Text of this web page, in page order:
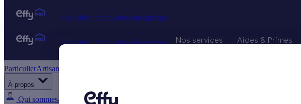
ParticulierArtisan / installateur
À propos
Qui sommes-nous ? Pourquoi Effy ?
Spécialiste rénovation énergétique Nos services Aides & Primes
Spécialiste rénovation énergétique